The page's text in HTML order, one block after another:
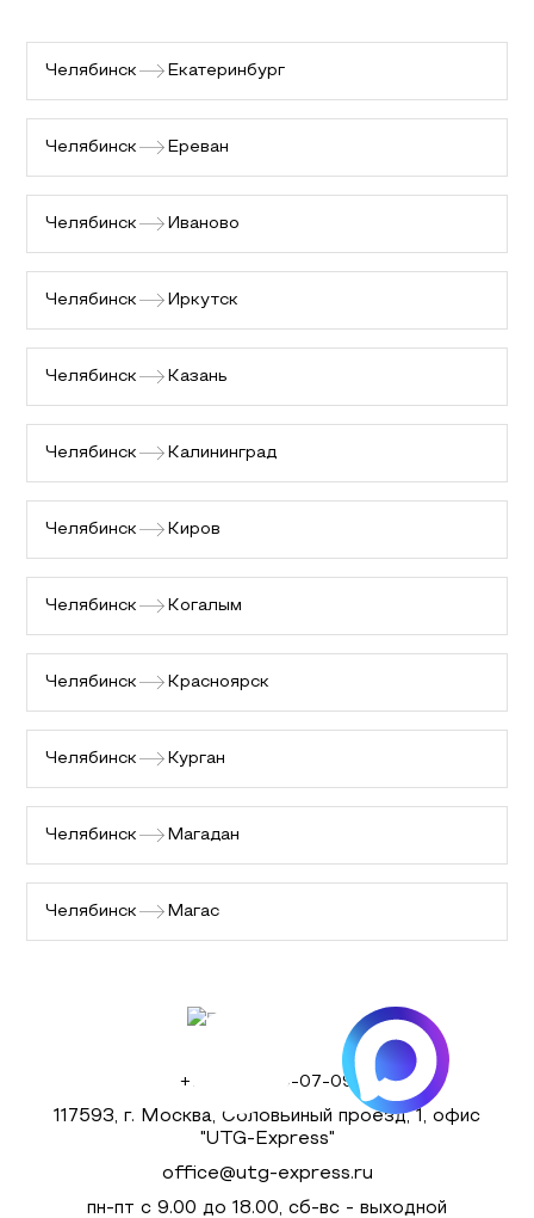
Челябинск Екатеринбург
Челябинск Ереван
Челябинск Иваново
Челябинск Иркутск
Челябинск Казань
Челябинск Калининград
Челябинск Киров
Челябинск Когалым
Челябинск Красноярск
Челябинск Курган
Челябинск Магадан
Челябинск Магас
+7 (495) 980-07-09
117593, г. Москва, Соловьиный проезд, 1, офис
"UTG-Express"
office@utg-express.ru
пн-пт с 9.00 до 18.00, сб-вс - выходной